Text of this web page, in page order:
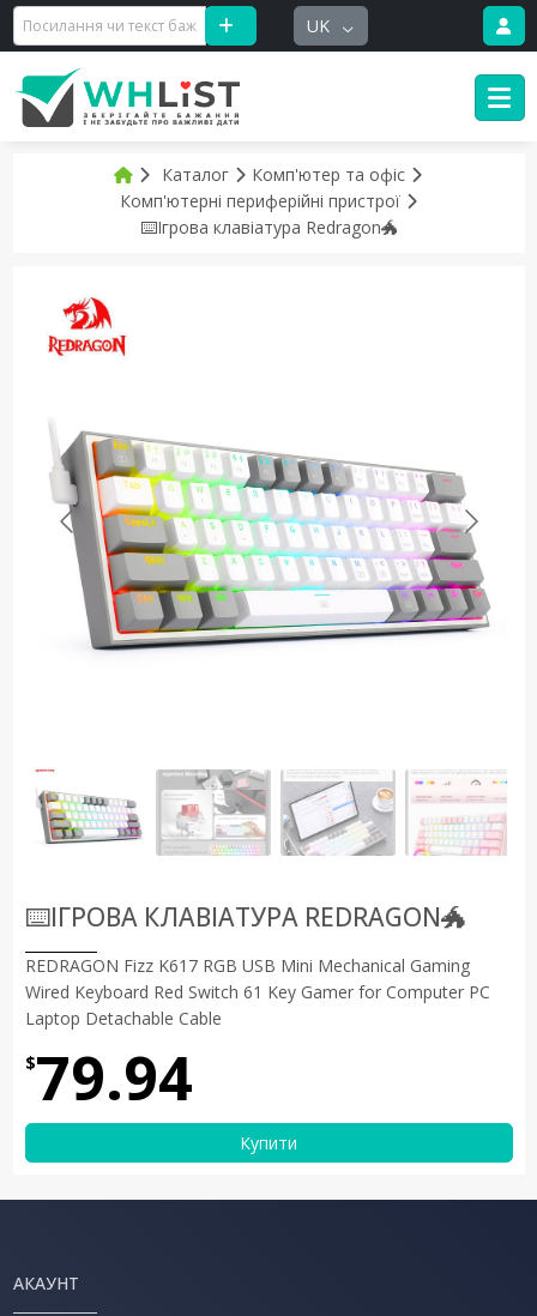
UK
Каталог
Комп'ютер та офіс
Комп'ютерні периферійні пристрої
⌨️Ігрова клавіатура Redragon🐲
⌨️ІГРОВА КЛАВІАТУРА REDRAGON🐲
REDRAGON Fizz K617 RGB USB Mini Mechanical Gaming
Wired Keyboard Red Switch 61 Key Gamer for Computer PC
Laptop Detachable Cable
$79.94
Купити
АКАУНТ